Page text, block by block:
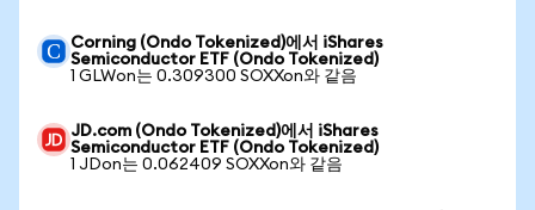
Corning (Ondo Tokenized)에서 iShares
Semiconductor ETF (Ondo Tokenized)
1 GLWon는 0.309300 SOXXon와 같음
JD.com (Ondo Tokenized)에서 iShares
Semiconductor ETF (Ondo Tokenized)
1 JDon는 0.062409 SOXXon와 같음